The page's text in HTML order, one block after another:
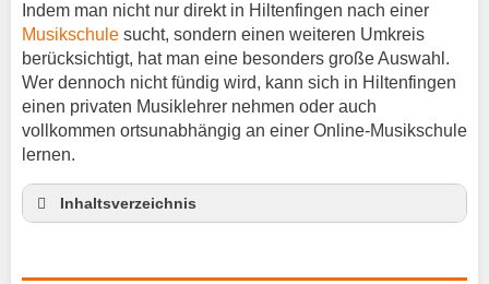
Indem man nicht nur direkt in Hiltenfingen nach einer
Musikschule sucht, sondern einen weiteren Umkreis
berücksichtigt, hat man eine besonders große Auswahl.
Wer dennoch nicht fündig wird, kann sich in Hiltenfingen
einen privaten Musiklehrer nehmen oder auch
vollkommen ortsunabhängig an einer Online-Musikschule
lernen.
Inhaltsverzeichnis